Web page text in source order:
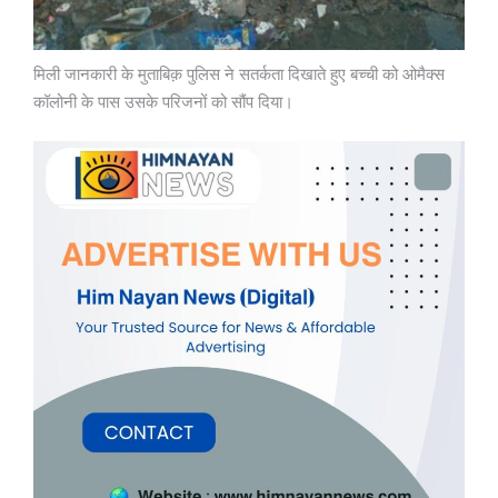
मिली जानकारी के मुताबिक़ पुलिस ने सतर्कता दिखाते हुए बच्ची को ओमैक्स
कॉलोनी के पास उसके परिजनों को सौंप दिया।